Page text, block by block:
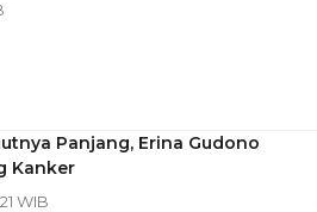
Panjang, Erina Gudono
Kanker
WIB